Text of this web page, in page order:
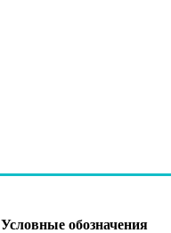
Условные обозначения